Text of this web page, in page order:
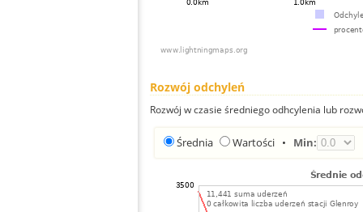
Rozwój odchyleń
Rozwój w czasie średniego odhcylenia lub
Średnia Wartości • Min: